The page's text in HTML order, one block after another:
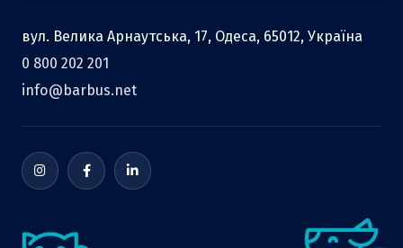
вул. Велика Арнаутська, 17, Одеса, 65012, Україна
0 800 202 201
info@barbus.net